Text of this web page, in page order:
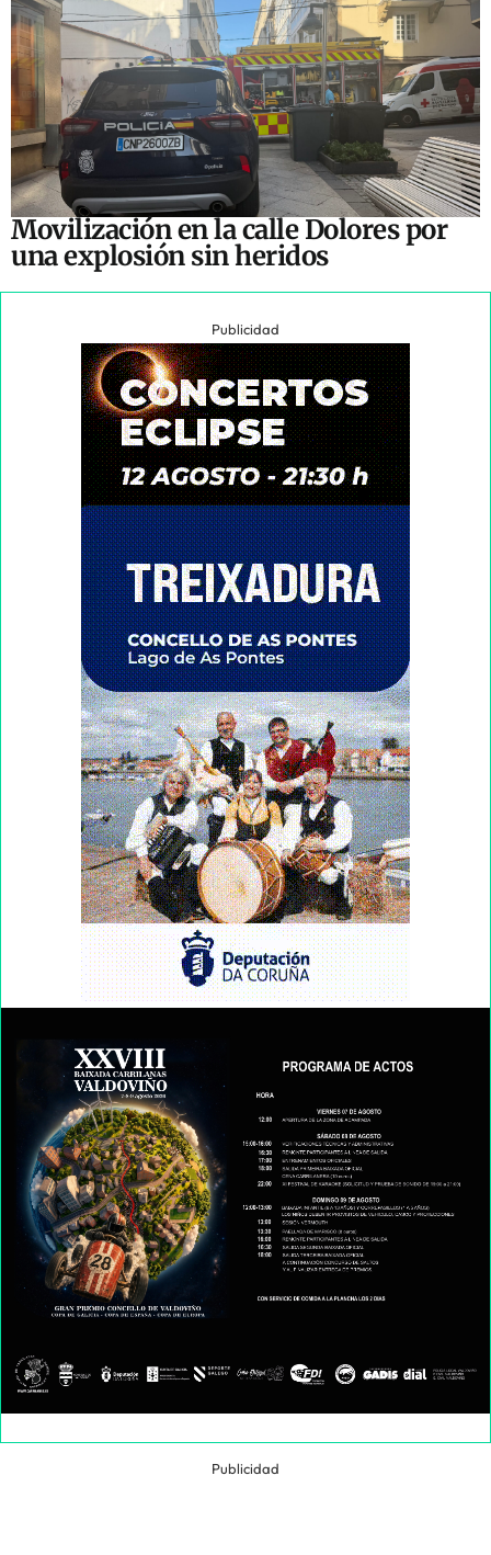
Movilización en la calle Dolores por
una explosión sin heridos
Publicidad
Publicidad